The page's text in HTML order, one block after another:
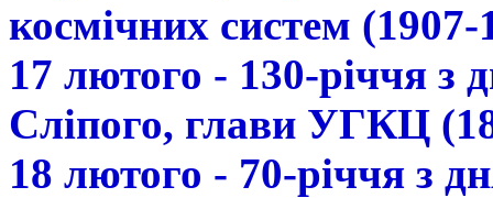
космічних систем (1907-
17 лютого - 130-річчя з
Сліпого, глави УГКЦ
18 лютого - 70-річчя з